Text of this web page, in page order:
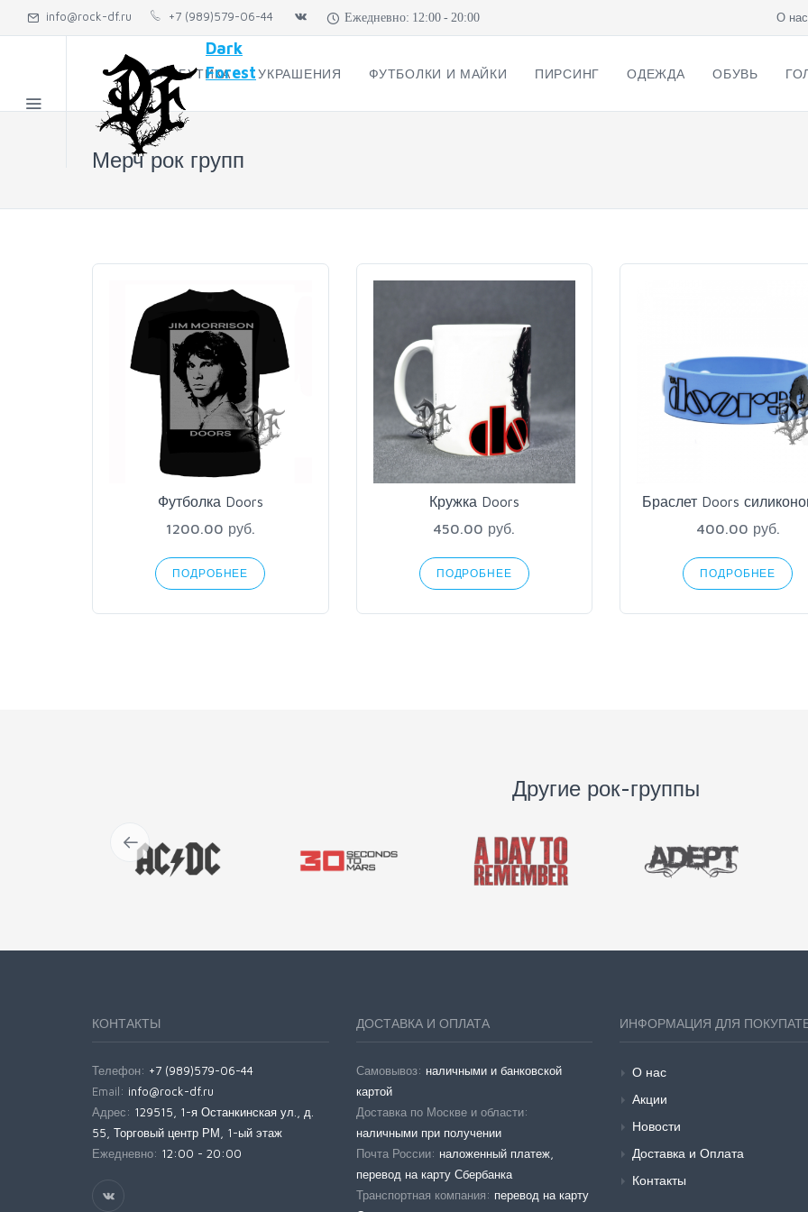
info@rock-df.ru +7 (989)579-06-44 Ежедневно: 12:00 - 20:00 О нас
Dark
Forest
АТРИБУТИКА УКРАШЕНИЯ ФУТБОЛКИ И МАЙКИ ПИРСИНГ ОДЕЖДА ОБУВЬ
Мерч рок групп
Футболка Doors
1200.00 руб.
ПОДРОБНЕЕ
Кружка Doors
450.00 руб.
ПОДРОБНЕЕ
Браслет Doors
400.00 руб.
ПОДРОБНЕЕ
Другие рок-группы
КОНТАКТЫ
Телефон: +7 (989)579-06-44
Email: info@rock-df.ru
Адрес: 129515, 1-я Останкинская ул., д.
55, Торговый центр РМ, 1-ый этаж
Ежедневно: 12:00 - 20:00
ДОСТАВКА И ОПЛАТА
Самовывоз: наличными и банковской
картой
Доставка по Москве и области:
наличными при получении
Почта России: наложенный платеж,
перевод на карту Сбербанка
Транспортная компания: перевод на карту
ИНФОРМАЦИЯ ДЛЯ
О нас
Акции
Новости
Доставка и Оплата
Контакты